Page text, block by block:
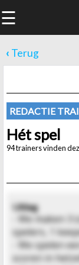
☰
‹ Terug
REDACTIE
Hét spel
94 trainers vinden
Uitleg
- We maken
spelers, 1
- We spelen
scoren in